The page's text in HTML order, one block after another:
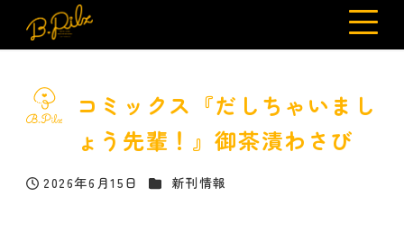
コミックス『だしちゃいまし
ょう先輩！』御茶漬わさび
投稿日
2026年6月15日 カテゴリー
新刊情報